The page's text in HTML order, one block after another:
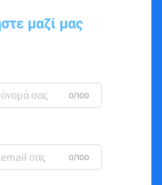
μαζί μας
0/100
0/100